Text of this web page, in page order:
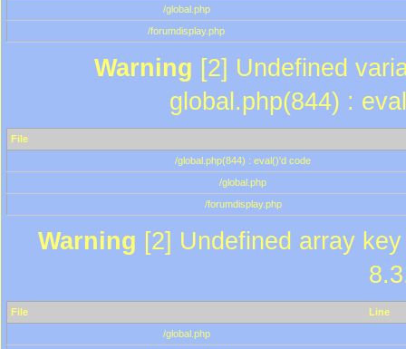
/global.php
/forumdisplay.php
Warning [2] Undefined
global.php(844) :
File
/global.php(844) : eval()'d code
/global.php
/forumdisplay.php
Warning [2] Undefined array
File
Line
/global.php